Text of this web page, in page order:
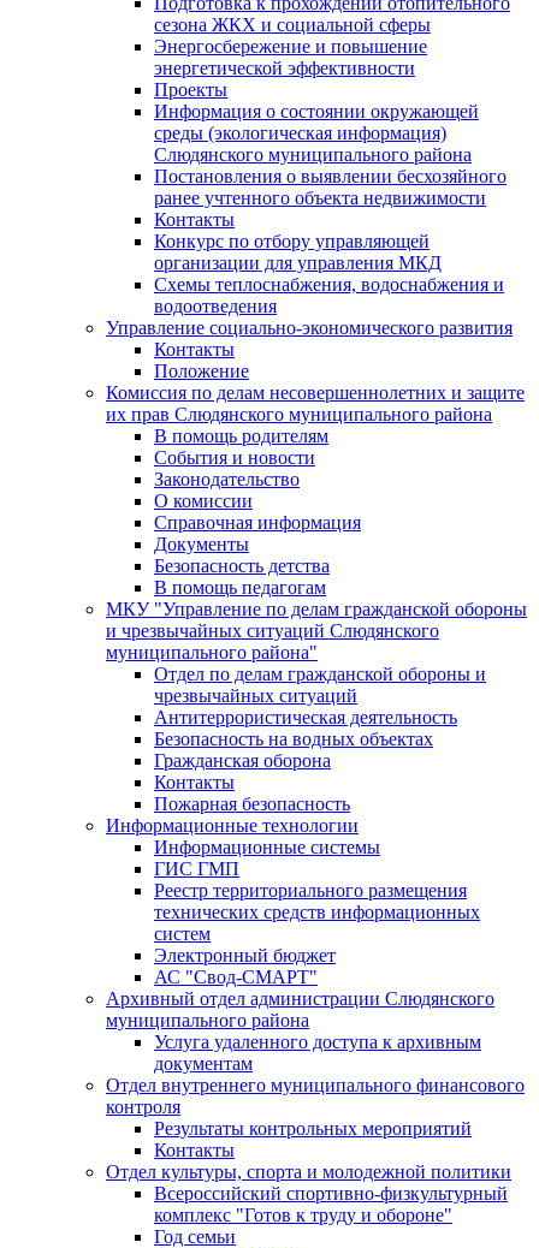
сезона ЖКХ и социальной сферы
Энергосбережение и повышение
энергетической эффективности
Проекты
Информация о состоянии окружающей
среды (экологическая информация)
Слюдянского муниципального района
Постановления о выявлении бесхозяйного
ранее учтенного объекта недвижимости
Контакты
Конкурс по отбору управляющей
организации для управления МКД
Схемы теплоснабжения, водоснабжения и
водоотведения
Управление социально-экономического развития
Контакты
Положение
Комиссия по делам несовершеннолетних и защите
их прав Слюдянского муниципального района
В помощь родителям
События и новости
Законодательство
О комиссии
Справочная информация
Документы
Безопасность детства
В помощь педагогам
МКУ "Управление по делам гражданской обороны
и чрезвычайных ситуаций Слюдянского
муниципального района"
Отдел по делам гражданской обороны и
чрезвычайных ситуаций
Антитеррористическая деятельность
Безопасность на водных объектах
Гражданская оборона
Контакты
Пожарная безопасность
Информационные технологии
Информационные системы
ГИС ГМП
Реестр территориального размещения
технических средств информационных
систем
Электронный бюджет
АС "Свод-СМАРТ"
Архивный отдел администрации Слюдянского
муниципального района
Услуга удаленного доступа к архивным
документам
Отдел внутреннего муниципального финансового
контроля
Результаты контрольных мероприятий
Контакты
Отдел культуры, спорта и молодежной политики
Всероссийский спортивно-физкультурный
комплекс "Готов к труду и обороне"
Год семьи